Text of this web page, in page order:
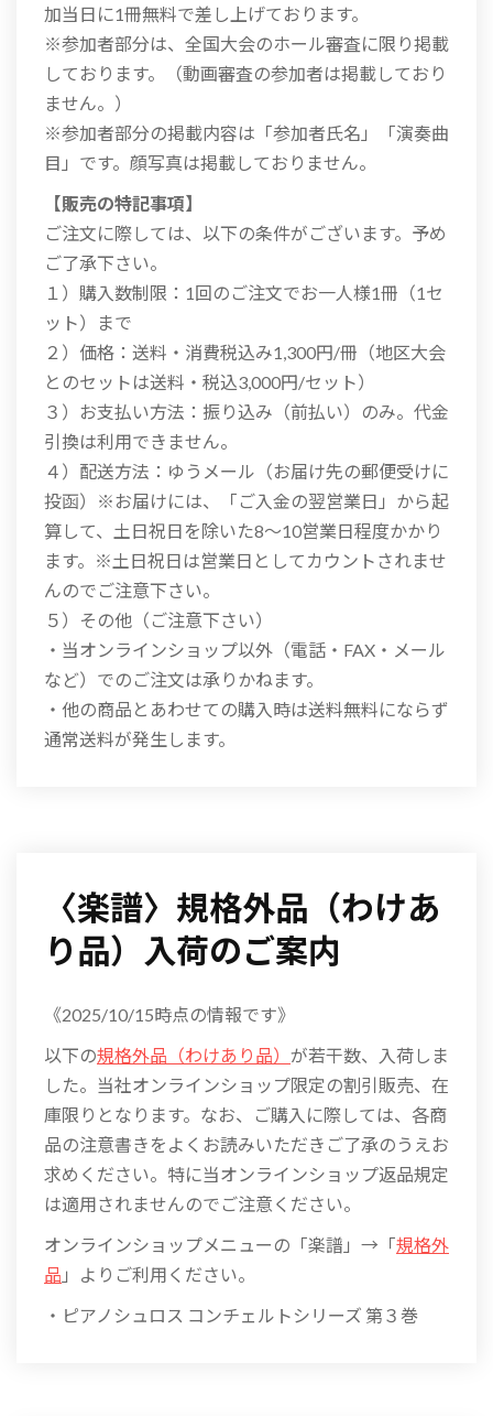
加当日に1冊無料で差し上げております。
※参加者部分は、全国大会のホール審査に限り掲載
しております。（動画審査の参加者は掲載しており
ません。）
※参加者部分の掲載内容は「参加者氏名」「演奏曲
目」です。顔写真は掲載しておりません。
【販売の特記事項】
ご注文に際しては、以下の条件がございます。予め
ご了承下さい。
１）購入数制限：1回のご注文でお一人様1冊（1セ
ット）まで
２）価格：送料・消費税込み1,300円/冊（地区大会
とのセットは送料・税込3,000円/セット）
３）お支払い方法：振り込み（前払い）のみ。代金
引換は利用できません。
４）配送方法：ゆうメール（お届け先の郵便受けに
投函）※お届けには、「ご入金の翌営業日」から起
算して、土日祝日を除いた8～10営業日程度かかり
ます。※土日祝日は営業日としてカウントされませ
んのでご注意下さい。
５）その他（ご注意下さい）
・当オンラインショップ以外（電話・FAX・メール
など）でのご注文は承りかねます。
・他の商品とあわせての購入時は送料無料にならず
通常送料が発生します。
〈楽譜〉規格外品（わけあ
り品）入荷のご案内
《2025/10/15時点の情報です》
以下の規格外品（わけあり品） が若干数、入荷しま
した。当社オンラインショップ限定の割引販売、在
庫限りとなります。なお、ご購入に際しては、各商
品の注意書きをよくお読みいただきご了承のうえお
求めください。特に当オンラインショップ返品規定
は適用されませんのでご注意ください。
オンラインショップメニューの「楽譜」→「規格外
品 」よりご利用ください。
・ピアノシュロス コンチェルトシリーズ 第３巻